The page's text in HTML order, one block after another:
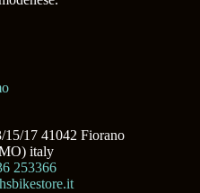
15/17 41042 Fiorano
italy
253366